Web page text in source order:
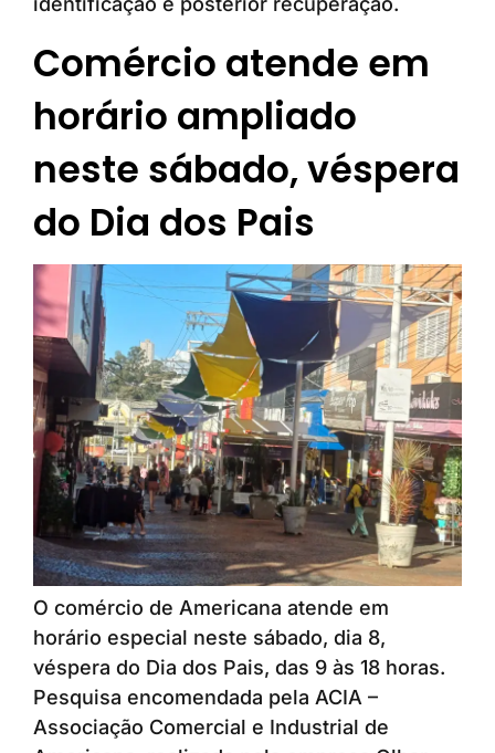
Comércio atende em
horário ampliado
neste sábado, véspera
do Dia dos Pais
O comércio de Americana atende em
horário especial neste sábado, dia 8,
véspera do Dia dos Pais, das 9 às 18 horas.
Pesquisa encomendada pela ACIA –
Associação Comercial e Industrial de